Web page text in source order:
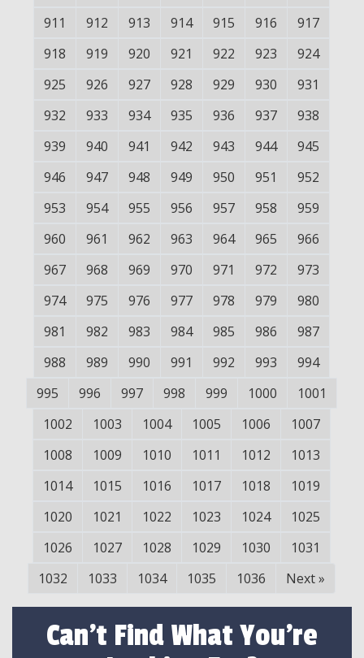
911
912 913 914 915 916
917
918
919 920 921 922 923
924
925
926 927 928 929 930
931
932
933 934 935 936 937
938
939
940 941 942 943 944
945
946
947 948 949 950 951
952
953
954 955 956 957 958
959
960
961 962 963 964 965
966
967
968 969 970 971 972
973
974
975 976 977 978 979
980
981
982 983 984 985 986
987
988
989 990 991 992 993
994
995
996 997 998 999 1000
1001
1002
1003 1004 1005 1006
1007
1008
1009 1010 1011 1012
1013
1014
1015 1016 1017 1018
1019
1020
1021 1022 1023 1024
1025
1026
1027 1028 1029 1030
1031
1032
1033 1034 1035 1036 Next»
Can't Find What You're